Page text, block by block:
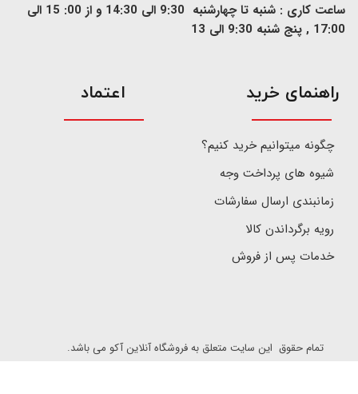
ساعت کاری : شنبه تا چهارشنبه 9:30 الی 14:30 و از 00: 15 الی
17:00 , پنج شنبه 9:30 الی 13
​راهنمای خرید
چگونه میتوانیم خرید کنیم؟
شیوه های پرداخت وجه
زمانبندی ارسال سفارشات
رویه برگرداندن کالا
خدمات پس از فروش
تمام حقوق این سایت متعلق به فروشگاه آنلاین آکو می باشد.
اعتماد